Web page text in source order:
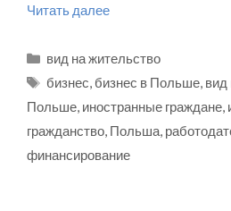
Читать далее
Рубрики
вид на жительство
Метки
бизнес, бизнес в Польше, вид
Польше, иностранные граждане,
гражданство, Польша,
финансирование